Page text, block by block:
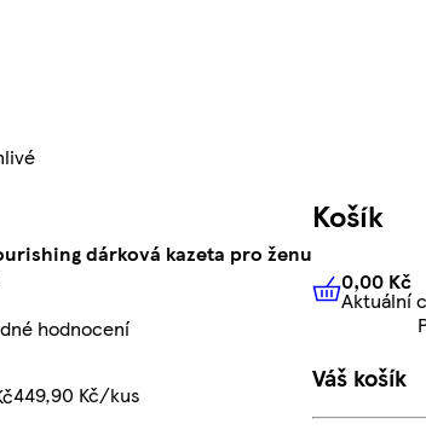
dárková kazeta pro ženu
hodnocení
449,90 Kč/kus
Košík
0,00 Kč
0,00 Kč
Aktuální
Váš košík